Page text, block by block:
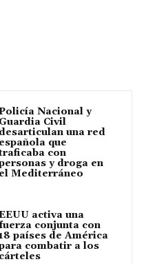
Nacional y
Guardia Civil
desarticulan una red
española que
con
y droga en
el Mediterráneo
activa una
fuerza conjunta con
países de América
combatir a los
cárteles